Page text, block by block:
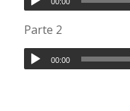
Parte 2
00:00